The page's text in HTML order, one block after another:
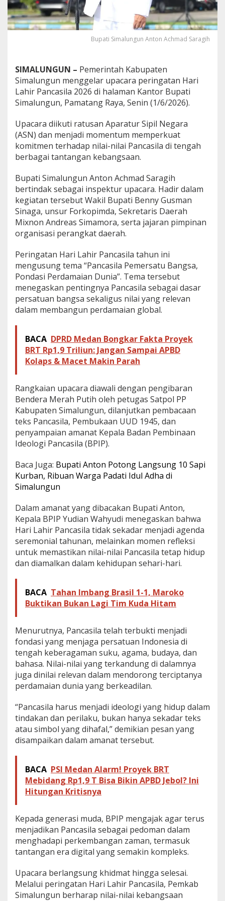
N
S
i
n
g
u
P
r
k
u
t
o
m
i
m
e
n
e
a
n
g
s
a
a
Bupati Simalungun Anton Achmad Saragih
SIMALUNGUN – Pemerintah Kabupaten
Simalungun menggelar upacara peringatan Hari
Lahir Pancasila 2026 di halaman Kantor Bupati
Simalungun, Pamatang Raya, Senin (1/6/2026).
Upacara diikuti ratusan Aparatur Sipil Negara
(ASN) dan menjadi momentum memperkuat
komitmen terhadap nilai-nilai Pancasila di tengah
berbagai tantangan kebangsaan.
Bupati Simalungun Anton Achmad Saragih
bertindak sebagai inspektur upacara. Hadir dalam
kegiatan tersebut Wakil Bupati Benny Gusman
Sinaga, unsur Forkopimda, Sekretaris Daerah
Mixnon Andreas Simamora, serta jajaran pimpinan
organisasi perangkat daerah.
Peringatan Hari Lahir Pancasila tahun ini
mengusung tema “Pancasila Pemersatu Bangsa,
Pondasi Perdamaian Dunia”. Tema tersebut
menegaskan pentingnya Pancasila sebagai dasar
persatuan bangsa sekaligus nilai yang relevan
dalam membangun perdamaian global.
BACA DPRD Medan Bongkar Fakta Proyek
BRT Rp1,9 Triliun: Jangan Sampai APBD
Kolaps & Macet Makin Parah
Rangkaian upacara diawali dengan pengibaran
Bendera Merah Putih oleh petugas Satpol PP
Kabupaten Simalungun, dilanjutkan pembacaan
teks Pancasila, Pembukaan UUD 1945, dan
penyampaian amanat Kepala Badan Pembinaan
Ideologi Pancasila (BPIP).
Baca Juga: Bupati Anton Potong Langsung 10 Sapi
Kurban, Ribuan Warga Padati Idul Adha di
Simalungun
Dalam amanat yang dibacakan Bupati Anton,
Kepala BPIP Yudian Wahyudi menegaskan bahwa
Hari Lahir Pancasila tidak sekadar menjadi agenda
seremonial tahunan, melainkan momen refleksi
untuk memastikan nilai-nilai Pancasila tetap hidup
dan diamalkan dalam kehidupan sehari-hari.
BACA Tahan Imbang Brasil 1-1, Maroko
Buktikan Bukan Lagi Tim Kuda Hitam
Menurutnya, Pancasila telah terbukti menjadi
fondasi yang menjaga persatuan Indonesia di
tengah keberagaman suku, agama, budaya, dan
bahasa. Nilai-nilai yang terkandung di dalamnya
juga dinilai relevan dalam mendorong terciptanya
perdamaian dunia yang berkeadilan.
“Pancasila harus menjadi ideologi yang hidup dalam
tindakan dan perilaku, bukan hanya sekadar teks
atau simbol yang dihafal,” demikian pesan yang
disampaikan dalam amanat tersebut.
BACA PSI Medan Alarm! Proyek BRT
Mebidang Rp1,9 T Bisa Bikin APBD Jebol? Ini
Hitungan Kritisnya
Kepada generasi muda, BPIP mengajak agar terus
menjadikan Pancasila sebagai pedoman dalam
menghadapi perkembangan zaman, termasuk
tantangan era digital yang semakin kompleks.
Upacara berlangsung khidmat hingga selesai.
Melalui peringatan Hari Lahir Pancasila, Pemkab
Simalungun berharap nilai-nilai kebangsaan